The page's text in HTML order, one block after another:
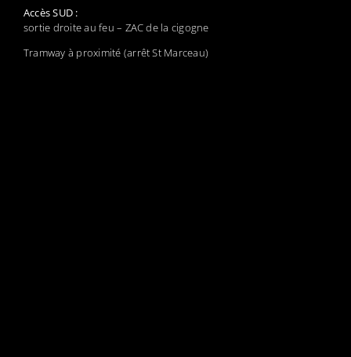
Accès SUD :
sortie droite au feu – ZAC de la cigogne
Tramway à proximité (arrêt St Marceau)